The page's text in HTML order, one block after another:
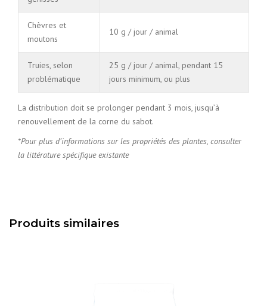
Chèvres et
moutons
10 g / jour / animal
Truies, selon
problématique
25 g / jour / animal, pendant 15
jours minimum, ou plus
La distribution doit se prolonger pendant 3 mois, jusqu’à
renouvellement de la corne du sabot.
*Pour plus d’informations sur les propriétés des plantes, consulter
la littérature spécifique existante
Produits similaires